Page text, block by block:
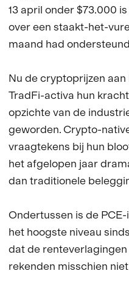
13 april onder $73.000
over een staakt-het-
maand had
Nu de cryptoprijzen
TradFi-activa hun
opzichte van de
geworden. Crypto-
vraagtekens bij hun
het afgelopen jaar
dan traditionele
Ondertussen is de
het hoogste niveau
dat de
rekenden misschien